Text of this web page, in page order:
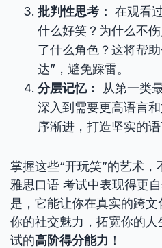
批判性思考： 在观看
什么好笑？为什么不
了什么角色？这将帮
达”，避免踩雷。
分层记忆：
从第一类
深入到需要更高语言
序渐进，打造坚实的语
掌握这些“开玩笑”的艺术，
雅思口语 考试中表现得更
是，它能让你在真实的跨
你的社交魅力，拓宽你的
试的高阶得分能力 ！